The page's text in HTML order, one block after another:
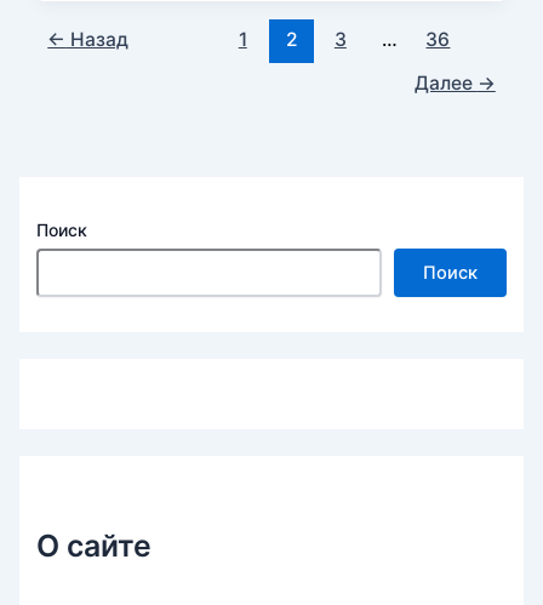
← Назад 1 2 3 …
36
Далее →
Поиск
Поиск
О сайте